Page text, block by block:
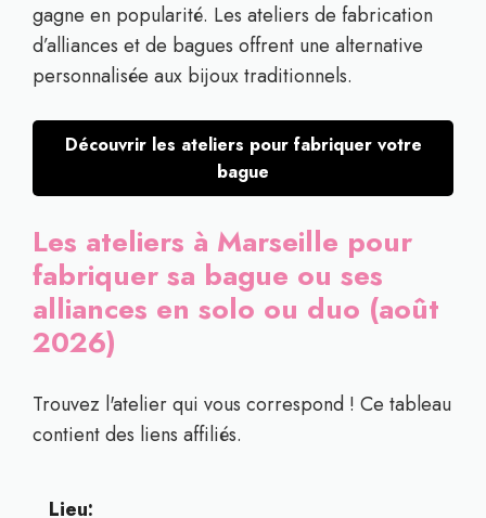
gagne en popularité. Les ateliers de fabrication
d’alliances et de bagues offrent une alternative
personnalisée aux bijoux traditionnels.
Découvrir les ateliers pour fabriquer votre
bague
Les ateliers à Marseille pour
fabriquer sa bague ou ses
alliances en solo ou duo (août
2026)
Trouvez l'atelier qui vous correspond ! Ce tableau
contient des liens affiliés.
Lieu: